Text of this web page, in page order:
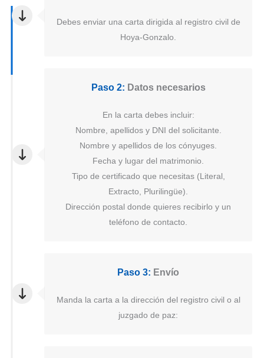
Debes enviar una carta dirigida al registro civil de
Hoya-Gonzalo.
Paso 2: Datos necesarios
En la carta debes incluir:
Nombre, apellidos y DNI del solicitante.
Nombre y apellidos de los cónyuges.
Fecha y lugar del matrimonio.
Tipo de certificado que necesitas (Literal,
Extracto, Plurilingüe).
Dirección postal donde quieres recibirlo y un
teléfono de contacto.
Paso 3: Envío
Manda la carta a la dirección del registro civil o al
juzgado de paz: